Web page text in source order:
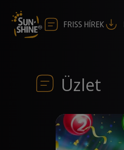
FRISS HÍREK
Üzlet